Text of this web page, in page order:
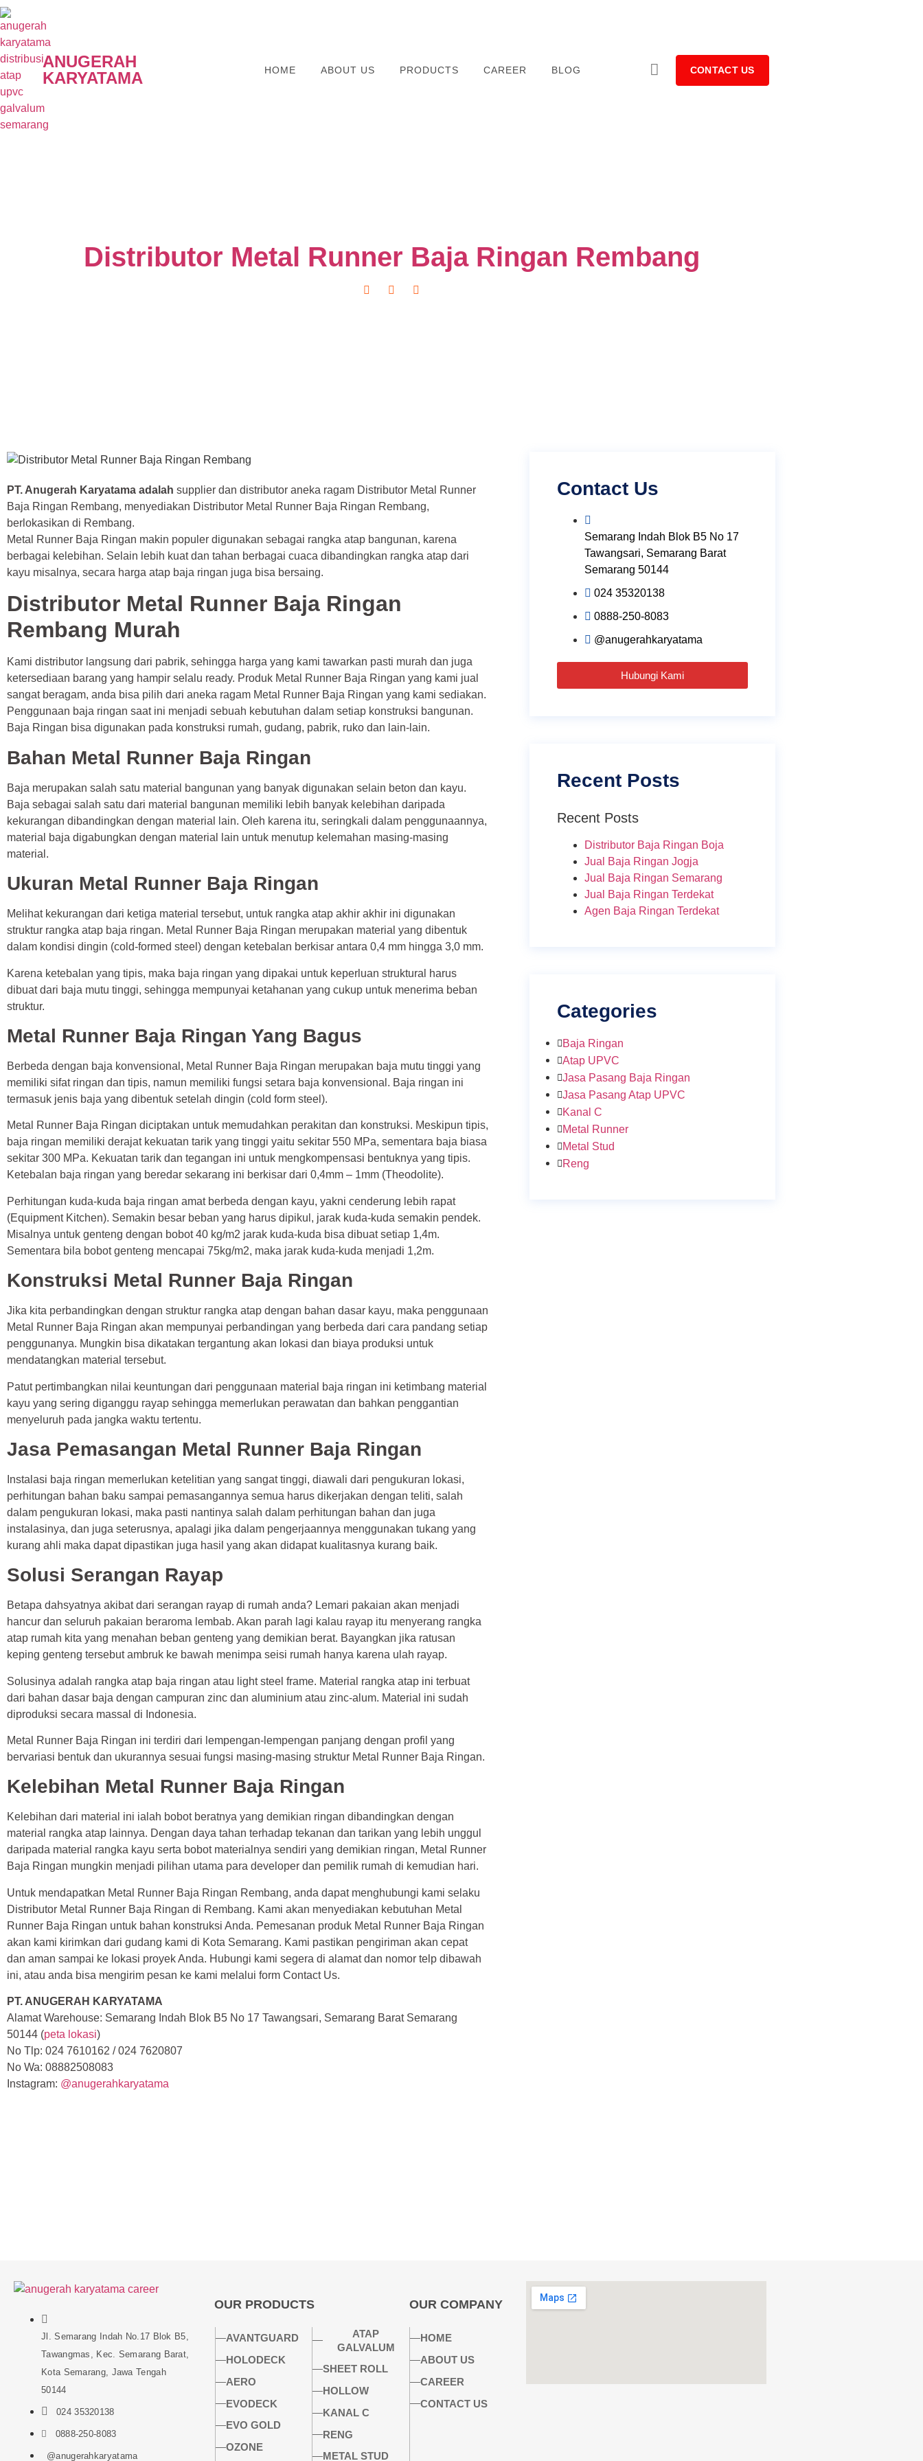
ANUGERAH
KARYATAMA
HOME ABOUT US PRODUCTS CAREER BLOG CONTACT US
Distributor Metal Runner Baja Ringan Rembang
PT. Anugerah Karyatama adalah supplier dan distributor aneka ragam Distributor Metal Runner
Baja Ringan Rembang, menyediakan Distributor Metal Runner Baja Ringan Rembang,
berlokasikan di Rembang.
Metal Runner Baja Ringan makin populer digunakan sebagai rangka atap bangunan, karena
berbagai kelebihan. Selain lebih kuat dan tahan berbagai cuaca dibandingkan rangka atap dari
kayu misalnya, secara harga atap baja ringan juga bisa bersaing.
Distributor Metal Runner Baja Ringan
Rembang Murah
Kami distributor langsung dari pabrik, sehingga harga yang kami tawarkan pasti murah dan juga
ketersediaan barang yang hampir selalu ready. Produk Metal Runner Baja Ringan yang kami jual
sangat beragam, anda bisa pilih dari aneka ragam Metal Runner Baja Ringan yang kami sediakan.
Penggunaan baja ringan saat ini menjadi sebuah kebutuhan dalam setiap konstruksi bangunan.
Baja Ringan bisa digunakan pada konstruksi rumah, gudang, pabrik, ruko dan lain-lain.
Bahan Metal Runner Baja Ringan
Baja merupakan salah satu material bangunan yang banyak digunakan selain beton dan kayu.
Baja sebagai salah satu dari material bangunan memiliki lebih banyak kelebihan daripada
kekurangan dibandingkan dengan material lain. Oleh karena itu, seringkali dalam penggunaannya,
material baja digabungkan dengan material lain untuk menutup kelemahan masing-masing
material.
Ukuran Metal Runner Baja Ringan
Melihat kekurangan dari ketiga material tersebut, untuk rangka atap akhir akhir ini digunakan
struktur rangka atap baja ringan. Metal Runner Baja Ringan merupakan material yang dibentuk
dalam kondisi dingin (cold-formed steel) dengan ketebalan berkisar antara 0,4 mm hingga 3,0 mm.
Karena ketebalan yang tipis, maka baja ringan yang dipakai untuk keperluan struktural harus
dibuat dari baja mutu tinggi, sehingga mempunyai ketahanan yang cukup untuk menerima beban
struktur.
Metal Runner Baja Ringan Yang Bagus
Berbeda dengan baja konvensional, Metal Runner Baja Ringan merupakan baja mutu tinggi yang
memiliki sifat ringan dan tipis, namun memiliki fungsi setara baja konvensional. Baja ringan ini
termasuk jenis baja yang dibentuk setelah dingin (cold form steel).
Metal Runner Baja Ringan diciptakan untuk memudahkan perakitan dan konstruksi. Meskipun tipis,
baja ringan memiliki derajat kekuatan tarik yang tinggi yaitu sekitar 550 MPa, sementara baja biasa
sekitar 300 MPa. Kekuatan tarik dan tegangan ini untuk mengkompensasi bentuknya yang tipis.
Ketebalan baja ringan yang beredar sekarang ini berkisar dari 0,4mm – 1mm (Theodolite).
Perhitungan kuda-kuda baja ringan amat berbeda dengan kayu, yakni cenderung lebih rapat
(Equipment Kitchen). Semakin besar beban yang harus dipikul, jarak kuda-kuda semakin pendek.
Misalnya untuk genteng dengan bobot 40 kg/m2 jarak kuda-kuda bisa dibuat setiap 1,4m.
Sementara bila bobot genteng mencapai 75kg/m2, maka jarak kuda-kuda menjadi 1,2m.
Konstruksi Metal Runner Baja Ringan
Jika kita perbandingkan dengan struktur rangka atap dengan bahan dasar kayu, maka penggunaan
Metal Runner Baja Ringan akan mempunyai perbandingan yang berbeda dari cara pandang setiap
penggunanya. Mungkin bisa dikatakan tergantung akan lokasi dan biaya produksi untuk
mendatangkan material tersebut.
Patut pertimbangkan nilai keuntungan dari penggunaan material baja ringan ini ketimbang material
kayu yang sering diganggu rayap sehingga memerlukan perawatan dan bahkan penggantian
menyeluruh pada jangka waktu tertentu.
Jasa Pemasangan Metal Runner Baja Ringan
Instalasi baja ringan memerlukan ketelitian yang sangat tinggi, diawali dari pengukuran lokasi,
perhitungan bahan baku sampai pemasangannya semua harus dikerjakan dengan teliti, salah
dalam pengukuran lokasi, maka pasti nantinya salah dalam perhitungan bahan dan juga
instalasinya, dan juga seterusnya, apalagi jika dalam pengerjaannya menggunakan tukang yang
kurang ahli maka dapat dipastikan juga hasil yang akan didapat kualitasnya kurang baik.
Solusi Serangan Rayap
Betapa dahsyatnya akibat dari serangan rayap di rumah anda? Lemari pakaian akan menjadi
hancur dan seluruh pakaian beraroma lembab. Akan parah lagi kalau rayap itu menyerang rangka
atap rumah kita yang menahan beban genteng yang demikian berat. Bayangkan jika ratusan
keping genteng tersebut ambruk ke bawah menimpa seisi rumah hanya karena ulah rayap.
Solusinya adalah rangka atap baja ringan atau light steel frame. Material rangka atap ini terbuat
dari bahan dasar baja dengan campuran zinc dan aluminium atau zinc-alum. Material ini sudah
diproduksi secara massal di Indonesia.
Metal Runner Baja Ringan ini terdiri dari lempengan-lempengan panjang dengan profil yang
bervariasi bentuk dan ukurannya sesuai fungsi masing-masing struktur Metal Runner Baja Ringan.
Kelebihan Metal Runner Baja Ringan
Kelebihan dari material ini ialah bobot beratnya yang demikian ringan dibandingkan dengan
material rangka atap lainnya. Dengan daya tahan terhadap tekanan dan tarikan yang lebih unggul
daripada material rangka kayu serta bobot materialnya sendiri yang demikian ringan, Metal Runner
Baja Ringan mungkin menjadi pilihan utama para developer dan pemilik rumah di kemudian hari.
Untuk mendapatkan Metal Runner Baja Ringan Rembang, anda dapat menghubungi kami selaku
Distributor Metal Runner Baja Ringan di Rembang. Kami akan menyediakan kebutuhan Metal
Runner Baja Ringan untuk bahan konstruksi Anda. Pemesanan produk Metal Runner Baja Ringan
akan kami kirimkan dari gudang kami di Kota Semarang. Kami pastikan pengiriman akan cepat
dan aman sampai ke lokasi proyek Anda. Hubungi kami segera di alamat dan nomor telp dibawah
ini, atau anda bisa mengirim pesan ke kami melalui form Contact Us.
PT. ANUGERAH KARYATAMA
Alamat Warehouse: Semarang Indah Blok B5 No 17 Tawangsari, Semarang Barat Semarang
50144 (peta lokasi)
No Tlp: 024 7610162 / 024 7620807
No Wa: 08882508083
Instagram: @anugerahkaryatama
Contact Us
Semarang Indah Blok B5 No 17
Tawangsari, Semarang Barat
Semarang 50144
024 35320138
0888-250-8083
@anugerahkaryatama
Hubungi Kami
Recent Posts
Recent Posts
Distributor Baja Ringan Boja
Jual Baja Ringan Jogja
Jual Baja Ringan Semarang
Jual Baja Ringan Terdekat
Agen Baja Ringan Terdekat
Categories
Baja Ringan
Atap UPVC
Jasa Pasang Baja Ringan
Jasa Pasang Atap UPVC
Kanal C
Metal Runner
Metal Stud
Reng
Jl. Semarang Indah No.17 Blok B5,
Tawangmas, Kec. Semarang Barat,
Kota Semarang, Jawa Tengah
50144
024 35320138
0888-250-8083
@anugerahkaryatama
OUR PRODUCTS OUR COMPANY
AVANTGUARD
HOLODECK
AERO
EVODECK
EVO GOLD
OZONE
ATAP
GALVALUM
SHEET ROLL
HOLLOW
KANAL C
RENG
METAL STUD
HOME
ABOUT US
CAREER
CONTACT US